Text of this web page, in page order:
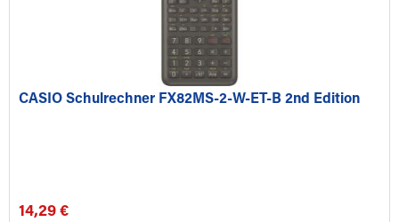
CASIO Schulrechner FX82MS-2-W-ET-B 2nd Edition
14,29 €